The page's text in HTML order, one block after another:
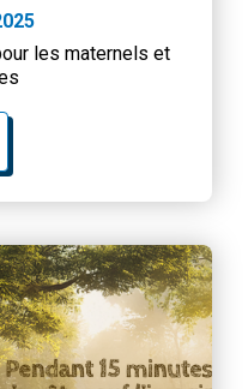
les maternels et